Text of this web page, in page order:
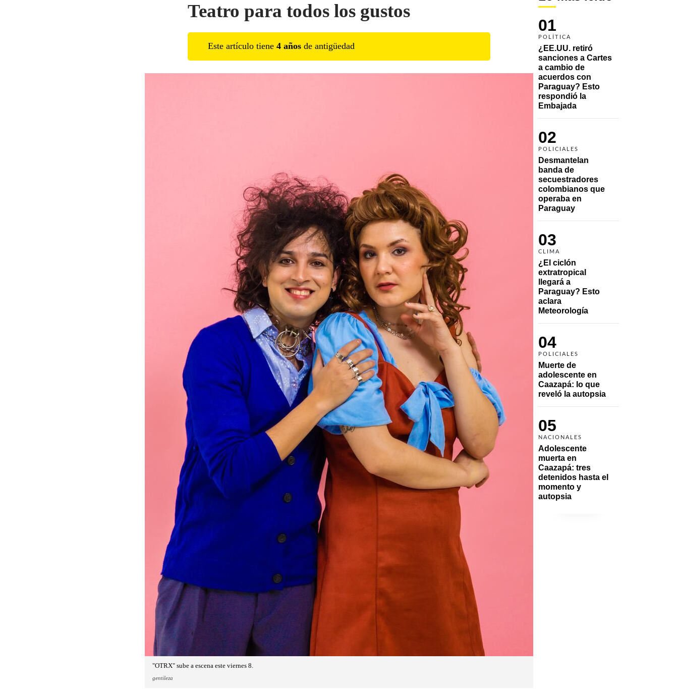
01
POLÍTICA
¿EE.UU. retiró
sanciones a Cartes
a cambio de
acuerdos con
Paraguay? Esto
respondió la
Embajada
02
POLICIALES
Desmantelan
banda de
secuestradores
colombianos que
operaba en
Paraguay
03
CLIMA
¿El ciclón
extratropical
llegará a
Paraguay? Esto
aclara
Meteorología
04
POLICIALES
Muerte de
adolescente en
Caazapá: lo que
reveló la autopsia
05
NACIONALES
Adolescente
muerta en
Caazapá: tres
detenidos hasta el
momento y
autopsia
Teatro para todos los gustos
Este artículo tiene 4 años de antigüedad
"OTRX" sube a escena este viernes 8.
gentileza